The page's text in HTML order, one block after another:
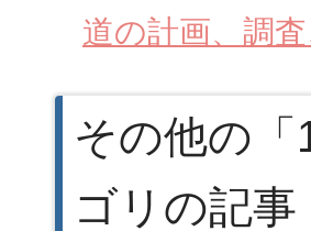
道の計画、調
その他の
ゴリの記事